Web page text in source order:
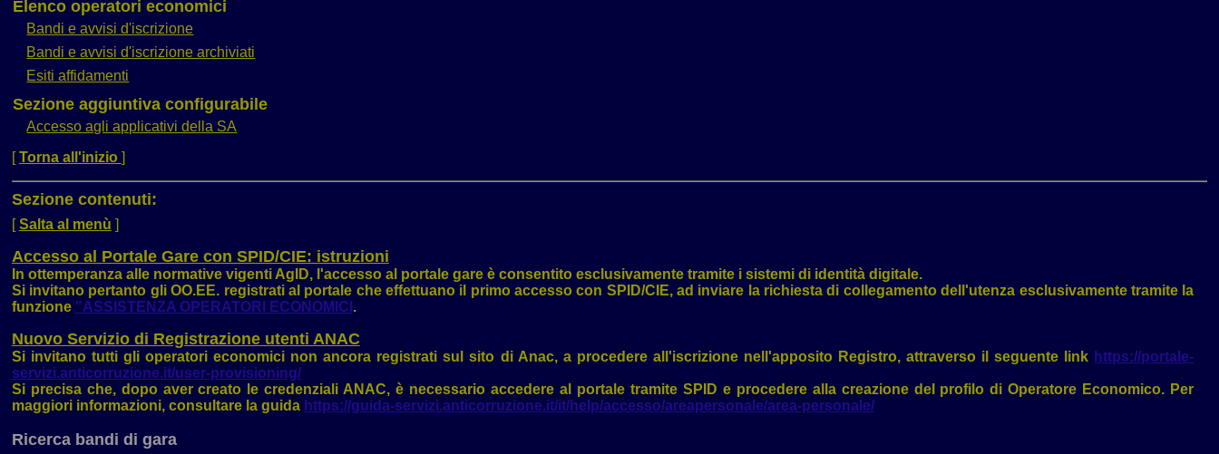
Elenco operatori economici
Bandi e avvisi d'iscrizione
Bandi e avvisi d'iscrizione archiviati
Esiti affidamenti
Sezione aggiuntiva configurabile
Accesso agli applicativi della SA
[Torna all'inizio ]
Sezione contenuti:
[Salta al menù ]
Accesso al Portale Gare con SPID/CIE: istruzioni
In ottemperanza alle normative vigenti AgID, l'accesso al portale gare è consentito esclusivamente tramite i sistemi di identità digitale.
Si invitano pertanto gli OO.EE. registrati al portale che effettuano il primo accesso con SPID/CIE, ad inviare la richiesta di collegamento dell'utenza esclusivamente tramite la
funzione "ASSISTENZA OPERATORI ECONOMICI .
Nuovo Servizio di Registrazione utenti ANAC
Si invitano tutti gli operatori economici non ancora registrati sul sito di Anac, a procedere all'iscrizione nell'apposito Registro, attraverso il seguente link https://portale-
servizi.anticorruzione.it/user-provisioning/
Si precisa che, dopo aver creato le credenziali ANAC, è necessario accedere al portale tramite SPID e procedere alla creazione del profilo di Operatore Economico. Per
maggiori informazioni, consultare la guida https://guida-servizi.anticorruzione.it/it/help/accesso/areapersonale/area-personale/
Ricerca bandi di gara